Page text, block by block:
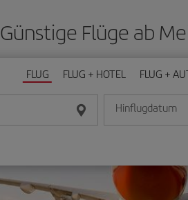
Günstige Flüge ab
FLUG FLUG + HOTEL FLUG +
Hinflugdatum
Geben Sie das